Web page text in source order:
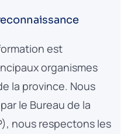
est
organismes
la province. Nous
le Bureau de la
nous respectons les